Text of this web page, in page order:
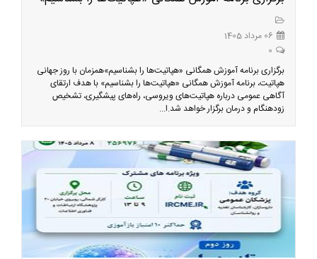
06 مرداد 1405
0
برگزاری برنامه آموزش همگانی «هپاتیت‌ها را بشناسیم»همزمان با روز جهانی
هپاتیت، برنامه آموزش همگانی «هپاتیت‌ها را بشناسیم» با هدف ارتقای
آگاهی عمومی درباره هپاتیت‌های ویروسی، راه‌های پیشگیری، تشخیص
زودهنگام و درمان برگزار خواهد شد.ا...